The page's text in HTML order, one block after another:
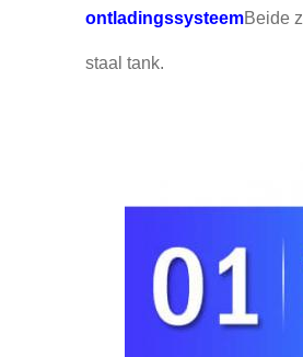
ontladingssysteemBeide
staal tank.